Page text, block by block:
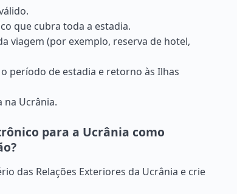
que cubra toda a estadia.
viagem (por exemplo, reserva de hotel,
período de estadia e retorno às Ilhas
na Ucrânia.
para a Ucrânia como
das Relações Exteriores da Ucrânia e crie